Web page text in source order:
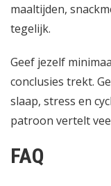
maaltijden,
tegelijk.
Geef jezelf
conclusies trekt.
slaap, stress en
patroon vertelt
FAQ